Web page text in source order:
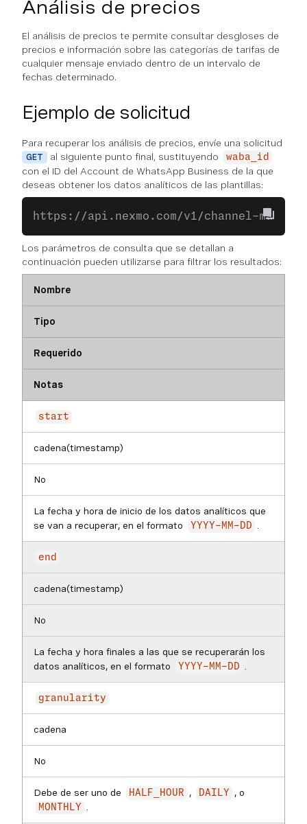
Análisis de precios
El análisis de precios te permite consultar desgloses de
precios e información sobre las categorías de tarifas de
cualquier mensaje enviado dentro de un intervalo de
fechas determinado.
Ejemplo de solicitud
Para recuperar los análisis de precios, envíe una solicitud
GET al siguiente punto final, sustituyendo waba_id
con el ID del Account de WhatsApp Business de la que
deseas obtener los datos analíticos de las plantillas:
https://api.nexmo.com/v1/channel-
Los parámetros de consulta que se detallan a
continuación pueden utilizarse para filtrar los resultados:
Nombre
Tipo
Requerido
Notas
start
cadena(timestamp)
No
La fecha y hora de inicio de los datos analíticos que
se van a recuperar, en el formato
YYYY-MM-DD
end
cadena(timestamp)
No
La fecha y hora finales a las que se recuperarán los
datos analíticos, en el formato
YYYY-MM-DD
granularity
cadena
No
Debe de ser uno de HALF_HOUR , DAILY , o
MONTHLY